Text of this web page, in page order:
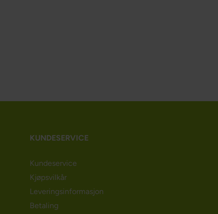
KUNDESERVICE
Kundeservice
Kjøpsvilkår
Leveringsinformasjon
Betaling